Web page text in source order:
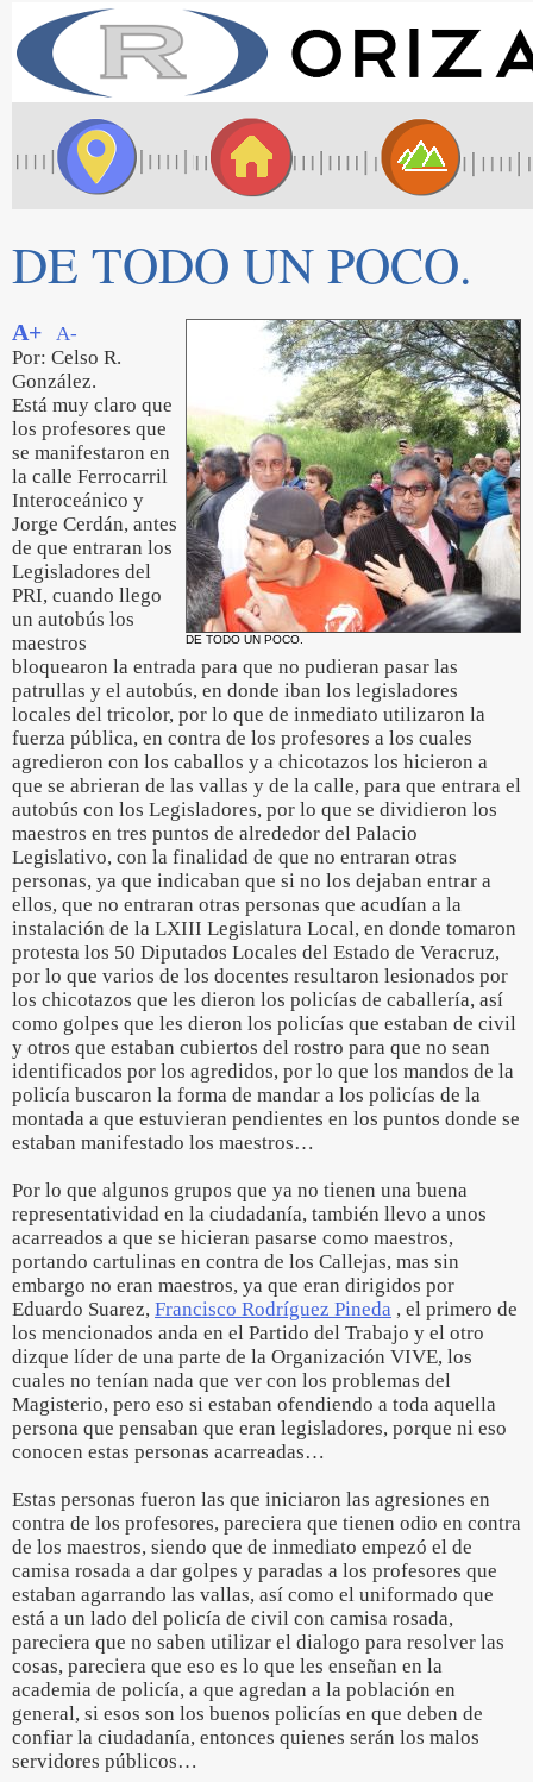
DE TODO UN POCO.
DE TODO UN POCO.
A+
A-
Por: Celso R.
González.
Está muy claro que
los profesores que
se manifestaron en
la calle Ferrocarril
Interoceánico y
Jorge Cerdán, antes
de que entraran los
Legisladores del
PRI, cuando llego
un autobús los
maestros
bloquearon la entrada para que no pudieran pasar las
patrullas y el autobús, en donde iban los legisladores
locales del tricolor, por lo que de inmediato utilizaron la
fuerza pública, en contra de los profesores a los cuales
agredieron con los caballos y a chicotazos los hicieron a
que se abrieran de las vallas y de la calle, para que entrara el
autobús con los Legisladores, por lo que se dividieron los
maestros en tres puntos de alrededor del Palacio
Legislativo, con la finalidad de que no entraran otras
personas, ya que indicaban que si no los dejaban entrar a
ellos, que no entraran otras personas que acudían a la
instalación de la LXIII Legislatura Local, en donde tomaron
protesta los 50 Diputados Locales del Estado de Veracruz,
por lo que varios de los docentes resultaron lesionados por
los chicotazos que les dieron los policías de caballería, así
como golpes que les dieron los policías que estaban de civil
y otros que estaban cubiertos del rostro para que no sean
identificados por los agredidos, por lo que los mandos de la
policía buscaron la forma de mandar a los policías de la
montada a que estuvieran pendientes en los puntos donde se
estaban manifestado los maestros…
Por lo que algunos grupos que ya no tienen una buena
representatividad en la ciudadanía, también llevo a unos
acarreados a que se hicieran pasarse como maestros,
portando cartulinas en contra de los Callejas, mas sin
embargo no eran maestros, ya que eran dirigidos por
Eduardo Suarez, Francisco Rodríguez Pineda , el primero de
los mencionados anda en el Partido del Trabajo y el otro
dizque líder de una parte de la Organización VIVE, los
cuales no tenían nada que ver con los problemas del
Magisterio, pero eso si estaban ofendiendo a toda aquella
persona que pensaban que eran legisladores, porque ni eso
conocen estas personas acarreadas…
Estas personas fueron las que iniciaron las agresiones en
contra de los profesores, pareciera que tienen odio en contra
de los maestros, siendo que de inmediato empezó el de
camisa rosada a dar golpes y paradas a los profesores que
estaban agarrando las vallas, así como el uniformado que
está a un lado del policía de civil con camisa rosada,
pareciera que no saben utilizar el dialogo para resolver las
cosas, pareciera que eso es lo que les enseñan en la
academia de policía, a que agredan a la población en
general, si esos son los buenos policías en que deben de
confiar la ciudadanía, entonces quienes serán los malos
servidores públicos…